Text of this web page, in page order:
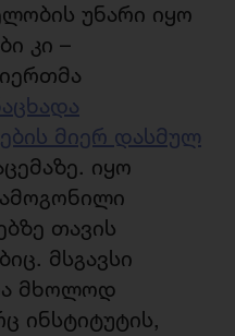
უნარი იყო
კი –
მიერ დასმულ
იყო
თავის
მსგავსი
მხოლოდ
ინსტიტუტის,